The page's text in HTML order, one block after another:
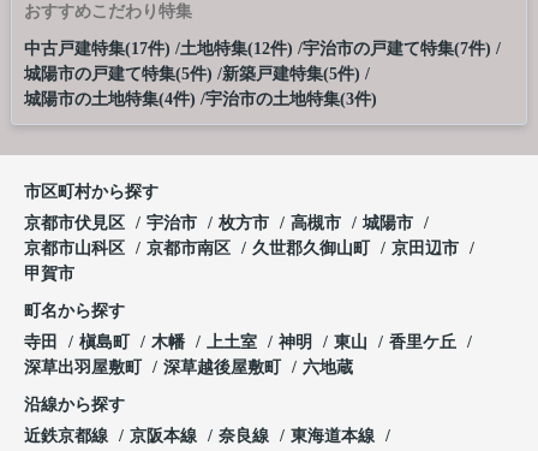
おすすめこだわり特集
中古戸建特集(17件) 土地特集(12件) 宇治市の戸建て特集(7件)
城陽市の戸建て特集(5件) 新築戸建特集(5件)
城陽市の土地特集(4件) 宇治市の土地特集(3件)
市区町村から探す
京都市伏見区
宇治市 枚方市 高槻市
城陽市
京都市山科区
京都市南区 久世郡久御山町
京田辺市
甲賀市
町名から探す
寺田
槇島町 木幡 上土室 神明 東山
香里ケ丘
深草出羽屋敷町
深草越後屋敷町 六地蔵
沿線から探す
近鉄京都線
京阪本線 奈良線
東海道本線